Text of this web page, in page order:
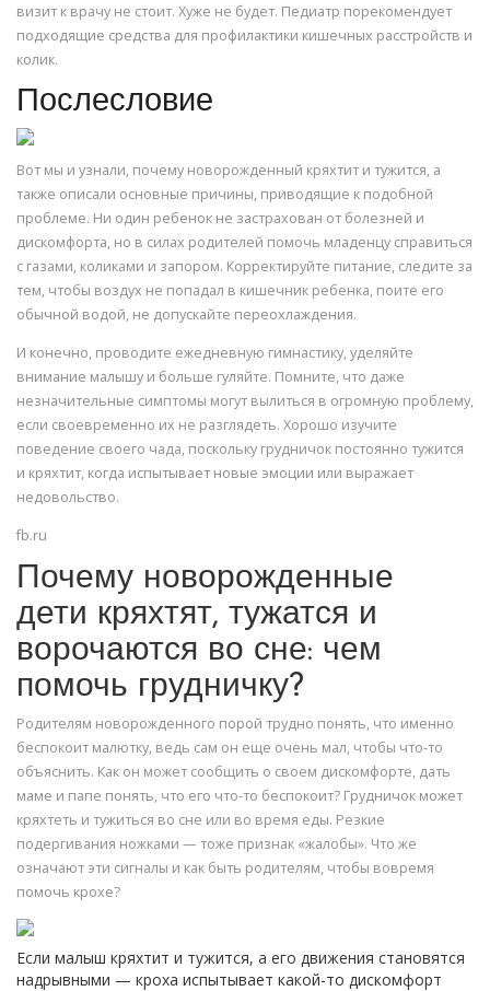
визит к врачу не стоит. Хуже не будет. Педиатр порекомендует
подходящие средства для профилактики кишечных расстройств и
колик.
Послесловие
Вот мы и узнали, почему новорожденный кряхтит и тужится, а
также описали основные причины, приводящие к подобной
проблеме. Ни один ребенок не застрахован от болезней и
дискомфорта, но в силах родителей помочь младенцу справиться
с газами, коликами и запором. Корректируйте питание, следите за
тем, чтобы воздух не попадал в кишечник ребенка, поите его
обычной водой, не допускайте переохлаждения.
И конечно, проводите ежедневную гимнастику, уделяйте
внимание малышу и больше гуляйте. Помните, что даже
незначительные симптомы могут вылиться в огромную проблему,
если своевременно их не разглядеть. Хорошо изучите
поведение своего чада, поскольку грудничок постоянно тужится
и кряхтит, когда испытывает новые эмоции или выражает
недовольство.
fb.ru
Почему новорожденные
дети кряхтят, тужатся и
ворочаются во сне: чем
помочь грудничку?
Родителям новорожденного порой трудно понять, что именно
беспокоит малютку, ведь сам он еще очень мал, чтобы что-то
объяснить. Как он может сообщить о своем дискомфорте, дать
маме и папе понять, что его что-то беспокоит? Грудничок может
кряхтеть и тужиться во сне или во время еды. Резкие
подергивания ножками — тоже признак «жалобы». Что же
означают эти сигналы и как быть родителям, чтобы вовремя
помочь крохе?
Если малыш кряхтит и тужится, а его движения становятся
надрывными — кроха испытывает какой-то дискомфорт